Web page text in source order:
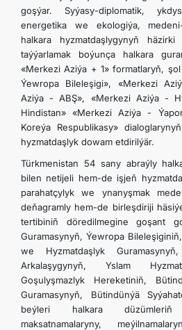
goşýar. Syýasy-diplomatik,
energetika we ekologiýa,
halkara hyzmatdaşlygynyň
taýýarlamak boýunça halkara
«Merkezi Aziýa + 1» formatlaryň,
Ýewropa Bileleşigi», «Merkezi
Aziýa - ABŞ», «Merkezi Aziýa -
Hindistan» «Merkezi Aziýa -
Koreýa Respublikasy»
hyzmatdaşlyk dowam etdirilýär.
Türkmenistan 54 sany abraýly
bilen netijeli hem-de işjeň
parahatçylyk we ynanyşmak
deňagramly hem-de birleşdiriji
tertibiniň döredilmegine goşant
Guramasynyň, Ýewropa
we Hyzmatdaşlyk
Arkalaşygynyň, Yslam
Goşulyşmazlyk Hereketiniň,
Guramasynyň, Bütindünýä
beýleri halkara
maksatnamalaryny,